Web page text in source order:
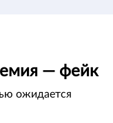
— фейк
ожидается